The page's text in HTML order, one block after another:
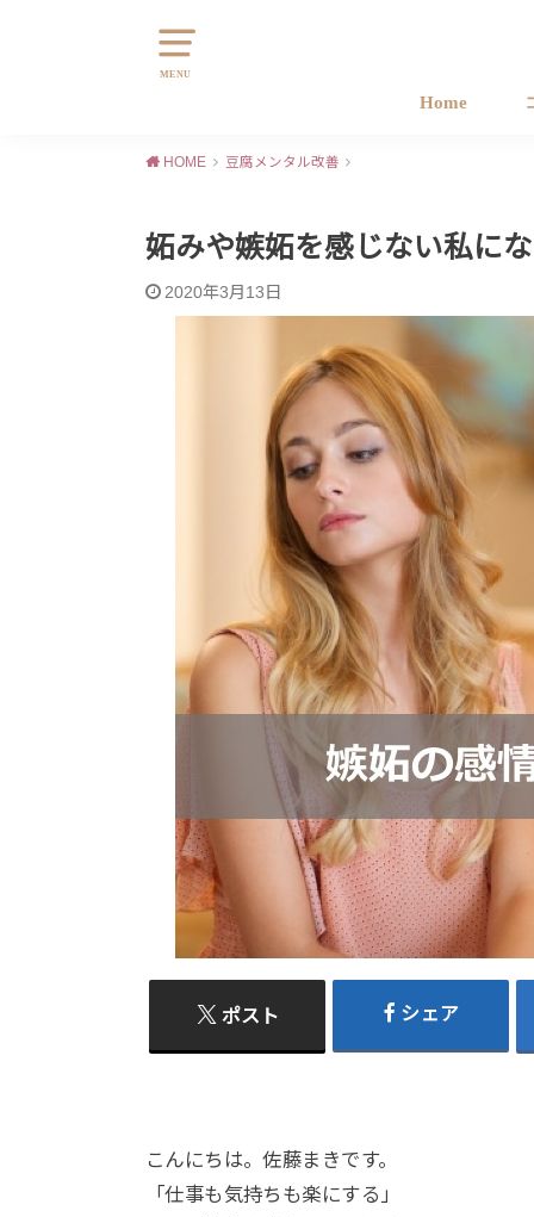
MENU
Home
HOME 豆腐メンタル改善
妬みや嫉妬を感じない私に
2020年3月13日
ポスト シェア
こんにちは。佐藤まきです。
「仕事も気持ちも楽にする」